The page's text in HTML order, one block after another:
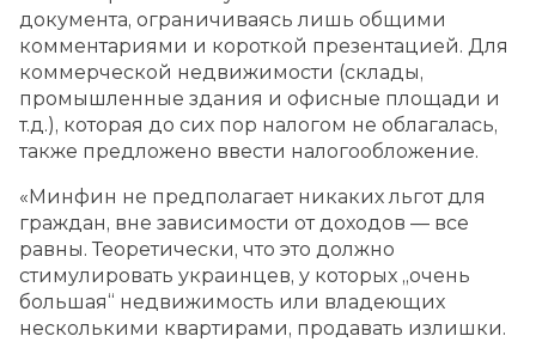
документа, ограничиваясь лишь общими
комментариями и короткой презентацией. Для
коммерческой недвижимости (склады,
промышленные здания и офисные площади и
т.д.), которая до сих пор налогом не облагалась,
также предложено ввести налогообложение.
«Минфин не предполагает никаких льгот для
граждан, вне зависимости от доходов — все
равны. Теоретически, что это должно
стимулировать украинцев, у которых „очень
большая“ недвижимость или владеющих
несколькими квартирами, продавать излишки.